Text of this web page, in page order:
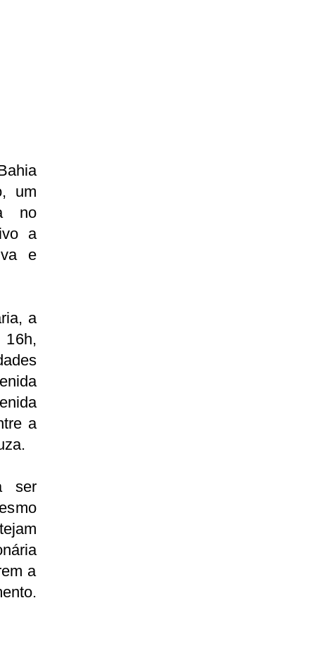
um
no
a
e
a
a
ser
a